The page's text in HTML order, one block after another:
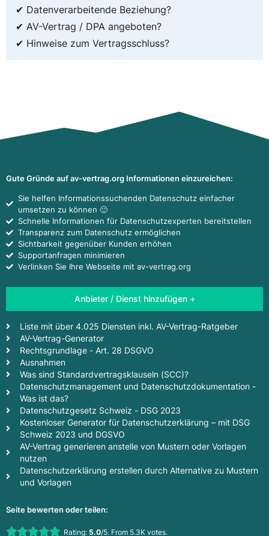
✔ Datenverarbeitende Beziehung?
✔ AV-Vertrag / DPA angeboten?
✔ Hinweise zum Vertragsschluss?
Gute Gründe auf av-vertrag.org Informationen einzureichen:
Sie helfen Informationssuchenden Datenschutz einfacher
umsetzen zu können 🙂
Schnelle Informationen für Datenschutzexperten bereitstellen
Transparenz zum Datenschutz ermöglichen
Sichtbarkeit gegenüber Kunden erhöhen
Supportanfragen minimieren
Verlinken Sie Ihre Webseite mit av-vertrag.org
Anbieter / Dienst hinzufügen +
Liste mit über 4.025 Diensten inkl. AV-Vertrag-Ratgeber
AV-Vertrag-Generator
Rechtsgrundlage - Art. 28 DSGVO
Ausnahmen
Was sind Standardvertragsklauseln (SCC)?
Datenschutzmanagement und Datenschutzdokumentation -
Was ist das?
Datenschutzgesetz Schweiz - DSG 2023
Kostenloser Generator für Datenschutzerklärung – mit DSG
Schweiz 2023 und DGSVO
AV-Vertrag generieren anstelle von Mustern oder Vorlagen
nutzen
Datenschutzerklärung erstellen durch Alternative zu Mustern
und Vorlagen
Seite bewerten oder teilen:
Rate this item:Rating: 5.0/5. From 5.3K votes.